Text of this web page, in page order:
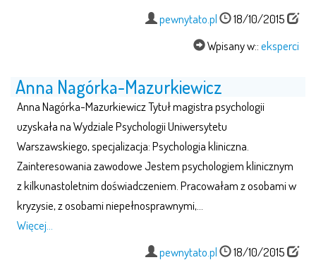
pewnytato.pl
18/10/2015
Wpisany w::eksperci
Anna Nagórka-Mazurkiewicz
Anna Nagórka-Mazurkiewicz Tytuł magistra psychologii
uzyskała na Wydziale Psychologii Uniwersytetu
Warszawskiego, specjalizacja: Psychologia kliniczna.
Zainteresowania zawodowe Jestem psychologiem klinicznym
z kilkunastoletnim doświadczeniem. Pracowałam z osobami w
kryzysie, z osobami niepełnosprawnymi,…
Więcej…
pewnytato.pl
18/10/2015